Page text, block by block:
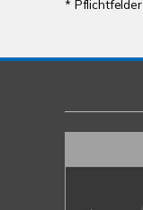
* Pflichtfelder